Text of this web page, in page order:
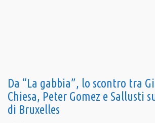
Da “La gabbia”, lo scontro tra
Chiesa, Peter Gomez e Sallusti
di Bruxelles